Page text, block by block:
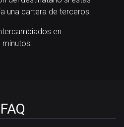
una cartera de terceros.
en
FAQ